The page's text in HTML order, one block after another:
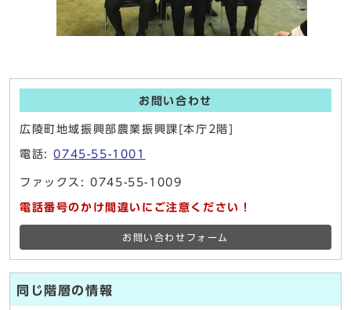
お問い合わせ
広陵町地域振興部農業振興課[本庁2階]
電話:0745-55-1001
ファックス: 0745-55-1009
電話番号のかけ間違いにご注意ください！
お問い合わせフォーム
同じ階層の情報